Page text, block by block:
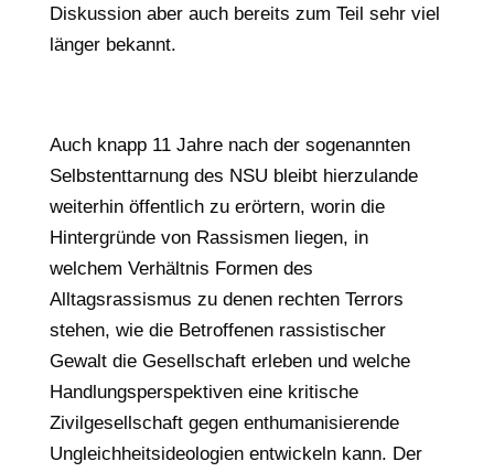
Diskussion aber auch bereits zum Teil sehr viel
länger bekannt.
Auch knapp 11 Jahre nach der sogenannten
Selbstenttarnung des NSU bleibt hierzulande
weiterhin öffentlich zu erörtern, worin die
Hintergründe von Rassismen liegen, in
welchem Verhältnis Formen des
Alltagsrassismus zu denen rechten Terrors
stehen, wie die Betroffenen rassistischer
Gewalt die Gesellschaft erleben und welche
Handlungsperspektiven eine kritische
Zivilgesellschaft gegen enthumanisierende
Ungleichheitsideologien entwickeln kann. Der